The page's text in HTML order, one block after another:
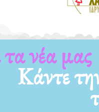
Για
Κάντε